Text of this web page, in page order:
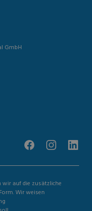
GmbH
wir auf die zusätzliche
Wir weisen